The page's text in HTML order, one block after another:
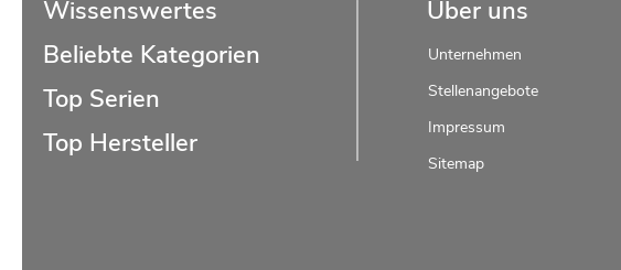
Wissenswertes
Beliebte Kategorien
Top Serien
Top Hersteller
Über uns
Unternehmen
Stellenangebote
Impressum
Sitemap